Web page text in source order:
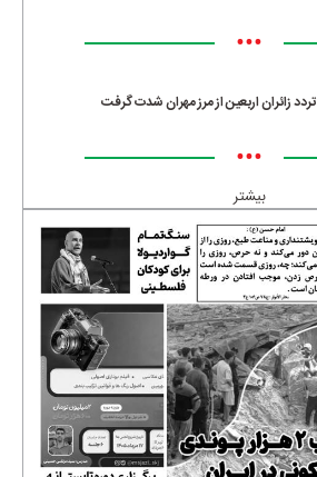
•••
تردد زائران اربعین از مرز مهران شدت گرفت
•••
بیشتر